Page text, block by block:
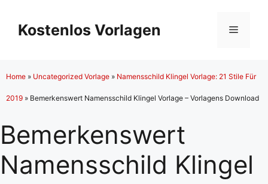
Inhalt
springen
Kostenlos Vorlagen Menü
Home » Uncategorized Vorlage » Namensschild Klingel Vorlage: 21 Stile Für
2019 » Bemerkenswert Namensschild Klingel Vorlage – Vorlagens Download
Bemerkenswert
Namensschild Klingel